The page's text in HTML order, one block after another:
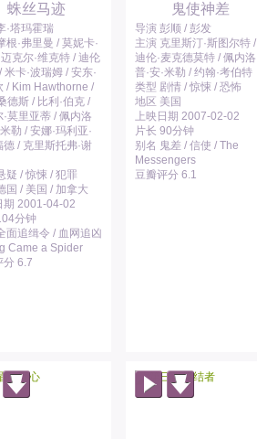
蛛丝马迹
·塔玛霍瑞
根·弗里曼 / 莫妮卡·
克尔·维克特 / 迪伦
米卡·波瑞姆 / 安东·
/ Kim Hawthorne /
德斯 / 比利·伯克 /
·莫里亚蒂 / 佩内洛
勒 / 安娜·玛利亚·
德 / 克里斯托弗·谢
疑 / 惊悚 / 犯罪
国 / 美国 / 加拿大
期 2001-04-02
分钟
面追缉令 / 血网追凶
Came a Spider
分 6.7
鬼使神差
导演 彭顺 / 彭发
主演 克里斯汀·斯图尔特 /
迪伦·麦克德莫特 / 佩内洛
普·安·米勒 / 约翰·考伯特
类型 剧情 / 惊悚 / 恐怖
地区 美国
上映日期 2007-02-02
片长 90分钟
别名 鬼差 / 信使 / The
Messengers
豆瓣评分 6.1